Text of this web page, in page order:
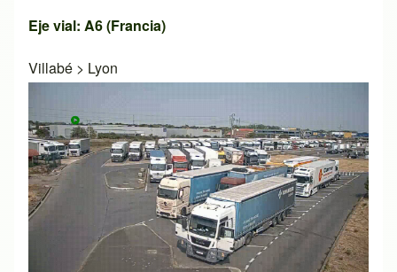
Eje vial: A6 (Francia)
Villabé > Lyon